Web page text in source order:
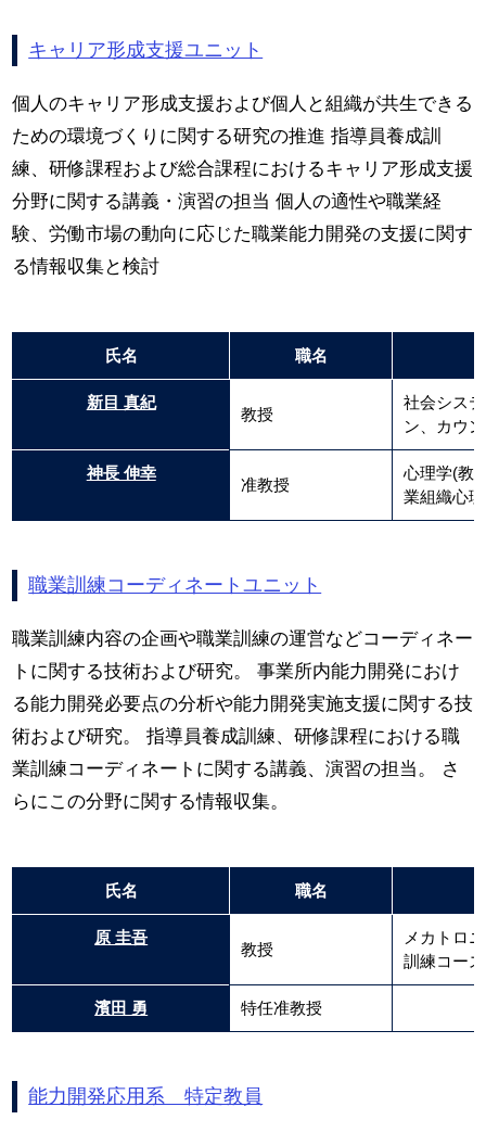
キャリア形成支援ユニット
個人のキャリア形成支援および個人と組織が共生できる
ための環境づくりに関する研究の推進 指導員養成訓
練、研修課程および総合課程におけるキャリア形成支援
分野に関する講義・演習の担当 個人の適性や職業経
験、労働市場の動向に応じた職業能力開発の支援に関す
る情報収集と検討
氏名 職名
新目 真紀
教授
社会シス
ン、カウ
神長 伸幸
准教授
心理学(教
業組織心
職業訓練コーディネートユニット
職業訓練内容の企画や職業訓練の運営などコーディネー
トに関する技術および研究。 事業所内能力開発におけ
る能力開発必要点の分析や能力開発実施支援に関する技
術および研究。 指導員養成訓練、研修課程における職
業訓練コーディネートに関する講義、演習の担当。 さ
らにこの分野に関する情報収集。
氏名 職名
原 圭吾
教授
メカトロ
訓練コー
濱田 勇 特任准教授
能力開発応用系 特定教員